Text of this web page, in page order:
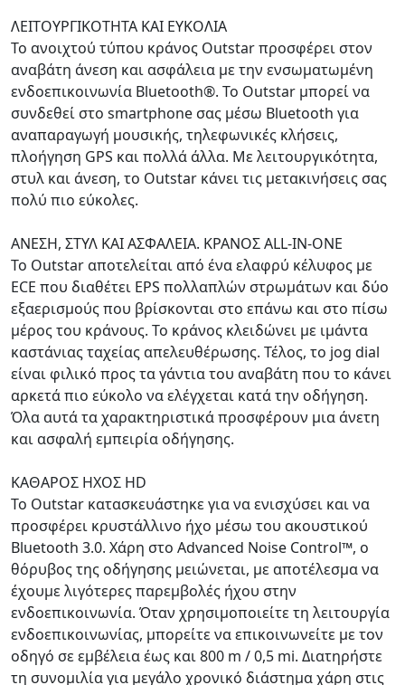
ΛΕΙΤΟΥΡΓΙΚΟΤΗΤΑ ΚΑΙ ΕΥΚΟΛΙΑ
Το ανοιχτού τύπου κράνος Outstar προσφέρει στον
αναβάτη άνεση και ασφάλεια με την ενσωματωμένη
ενδοεπικοινωνία Bluetooth®. Το Outstar μπορεί να
συνδεθεί στο smartphone σας μέσω Bluetooth για
αναπαραγωγή μουσικής, τηλεφωνικές κλήσεις,
πλοήγηση GPS και πολλά άλλα. Με λειτουργικότητα,
στυλ και άνεση, το Outstar κάνει τις μετακινήσεις σας
πολύ πιο εύκολες.
ΑΝΕΣΗ, ΣΤΥΛ ΚΑΙ ΑΣΦΑΛΕΙΑ. ΚΡΑΝΟΣ ALL-IN-ONE
Το Outstar αποτελείται από ένα ελαφρύ κέλυφος με
ECE που διαθέτει EPS πολλαπλών στρωμάτων και δύο
εξαερισμούς που βρίσκονται στο επάνω και στο πίσω
μέρος του κράνους. Το κράνος κλειδώνει με ιμάντα
καστάνιας ταχείας απελευθέρωσης. Τέλος, το jog dial
είναι φιλικό προς τα γάντια του αναβάτη που το κάνει
αρκετά πιο εύκολο να ελέγχεται κατά την οδήγηση.
Όλα αυτά τα χαρακτηριστικά προσφέρουν μια άνετη
και ασφαλή εμπειρία οδήγησης.
ΚΑΘΑΡΟΣ ΗΧΟΣ HD
Το Outstar κατασκευάστηκε για να ενισχύσει και να
προσφέρει κρυστάλλινο ήχο μέσω του ακουστικού
Bluetooth 3.0. Χάρη στο Advanced Noise Control™, ο
θόρυβος της οδήγησης μειώνεται, με αποτέλεσμα να
έχουμε λιγότερες παρεμβολές ήχου στην
ενδοεπικοινωνία. Όταν χρησιμοποιείτε τη λειτουργία
ενδοεπικοινωνίας, μπορείτε να επικοινωνείτε με τον
οδηγό σε εμβέλεια έως και 800 m / 0,5 mi. Διατηρήστε
τη συνομιλία για μεγάλο χρονικό διάστημα χάρη στις